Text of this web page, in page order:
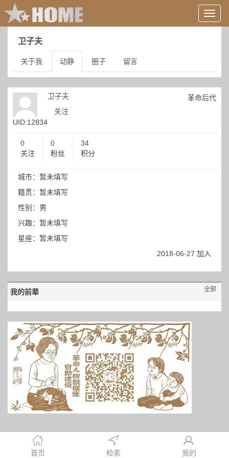
用
户
等
卫子夫
关于我 动静 圈子 留言
UID:12834
卫子夫
关注
革命后代
0
关注
0
粉丝
34
积分
城市：暂未填写
籍贯：暂未填写
性别：男
兴趣：暂未填写
星座：暂未填写
2018-06-27 加入
我的前辈 全部
首页 检索 我的